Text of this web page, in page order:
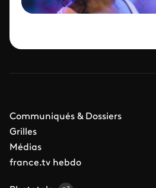
Communiqués & Dossiers
Grilles
Médias
france.tv hebdo